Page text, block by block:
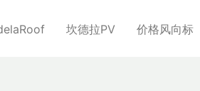
坎德拉PV 价格风向标